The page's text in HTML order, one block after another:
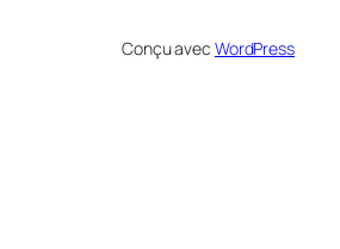
Conçu avec WordPress